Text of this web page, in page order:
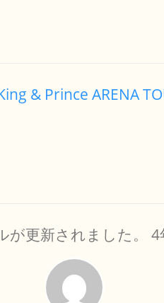
& Prince ARENA
が更新されました。 4